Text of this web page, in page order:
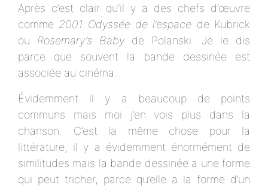
Après c’est clair qu’il y a des chefs d’œuvre
comme 2001 Odyssée de l’espace de Kubrick
ou Rosemary’s Baby de Polanski. Je le dis
parce que souvent la bande dessinée est
associée au cinéma.
Évidemment il y a beaucoup de points
communs mais moi j’en vois plus dans la
chanson. C’est la même chose pour la
littérature, il y a évidemment énormément de
similitudes mais la bande dessinée a une forme
qui peut tricher, parce qu’elle a la forme d’un